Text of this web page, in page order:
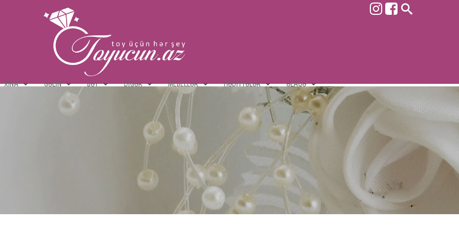
XINA GƏLIN BƏY DIGƏR MEBELLƏR HƏDIYYƏLƏR ƏLAQƏ